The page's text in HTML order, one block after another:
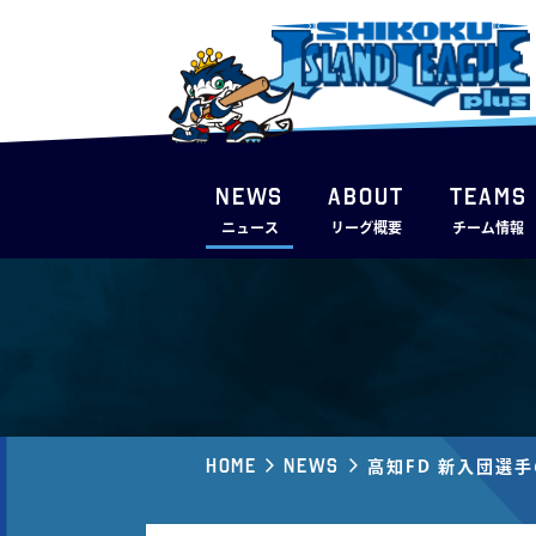
NEWS
ニュース
ABOUT
リーグ概要
TEAMS
チーム情報
Home News 高知FD 新入団選